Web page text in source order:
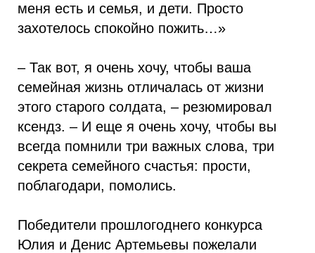
меня есть и семья, и дети. Просто
захотелось спокойно пожить…»
– Так вот, я очень хочу, чтобы ваша
семейная жизнь отличалась от жизни
этого старого солдата, – резюмировал
ксендз. – И еще я очень хочу, чтобы вы
всегда помнили три важных слова, три
секрета семейного счастья: прости,
поблагодари, помолись.
Победители прошлогоднего конкурса
Юлия и Денис Артемьевы пожелали